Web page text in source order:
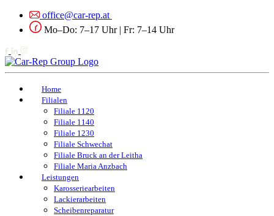
office@car-rep.at
Mo–Do: 7–17 Uhr | Fr: 7–14 Uhr
Home
Filialen
Filiale 1120
Filiale 1140
Filiale 1230
Filiale Schwechat
Filiale Bruck an der Leitha
Filiale Maria Anzbach
Leistungen
Karosseriearbeiten
Lackierarbeiten
Scheibenreparatur